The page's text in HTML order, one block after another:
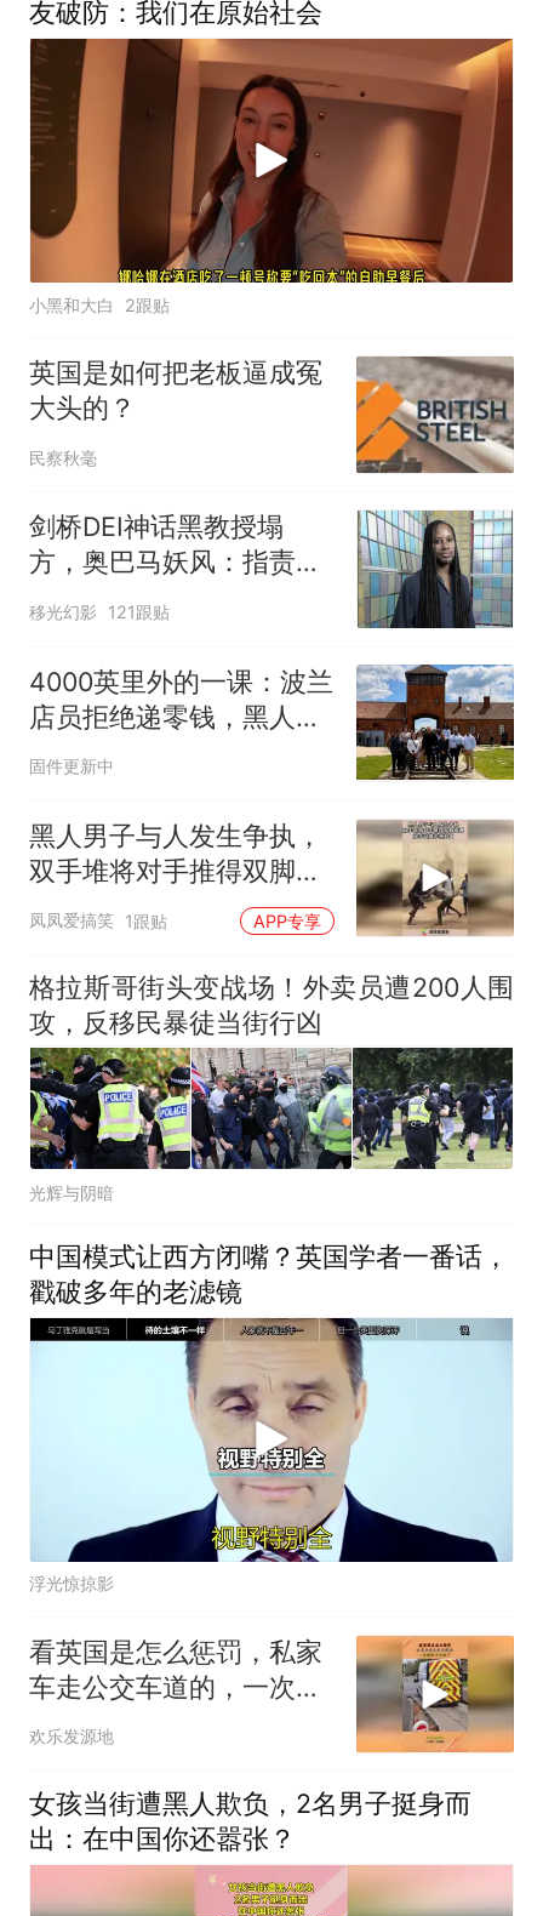
友破防：我们在原始社会
小黑和大白 2跟贴
英国是如何把老板逼成冤
大头的？
民察秋毫
剑桥DEI神话黑教授塌
方，奥巴马妖风：指责我
就是种族歧视
移光幻影 121跟贴
4000英里外的一课：波兰
店员拒绝递零钱，黑人与
犹太学生用行动回应
固件更新中
黑人男子与人发生争执，
双手堆将对手推得双脚离
地，双手过膝非洲刘备！
凤凤爱搞笑 1跟贴 APP专享
格拉斯哥街头变战场！外卖员遭200人围
攻，反移民暴徒当街行凶
光辉与阴暗
中国模式让西方闭嘴？英国学者一番话，
戳破多年的老滤镜
浮光惊掠影
看英国是怎么惩罚，私家
车走公交车道的，一次就
给长记性了
欢乐发源地
女孩当街遭黑人欺负，2名男子挺身而
出：在中国你还嚣张？